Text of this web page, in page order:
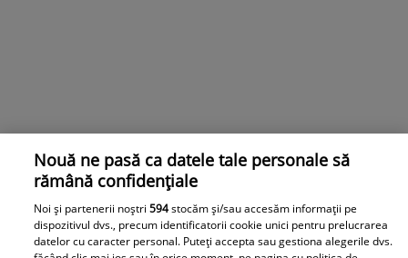
Nouă ne pasă ca datele tale personale să
rămână confidențiale
Noi și partenerii noștri594stocăm și/sau accesăm informații pe
dispozitivul dvs., precum identificatorii cookie unici pentru prelucrarea
datelor cu caracter personal. Puteți accepta sau gestiona alegerile dvs.